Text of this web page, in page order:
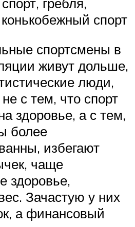
спорт
спортсмены в
живут дольше,
люди,
с тем, что спорт
здоровье, а с тем,
более
избегают
чаще
здоровье,
Зачастую у них
а финансовый